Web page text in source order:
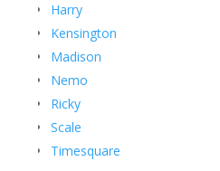
Harry
Kensington
Madison
Nemo
Ricky
Scale
Timesquare